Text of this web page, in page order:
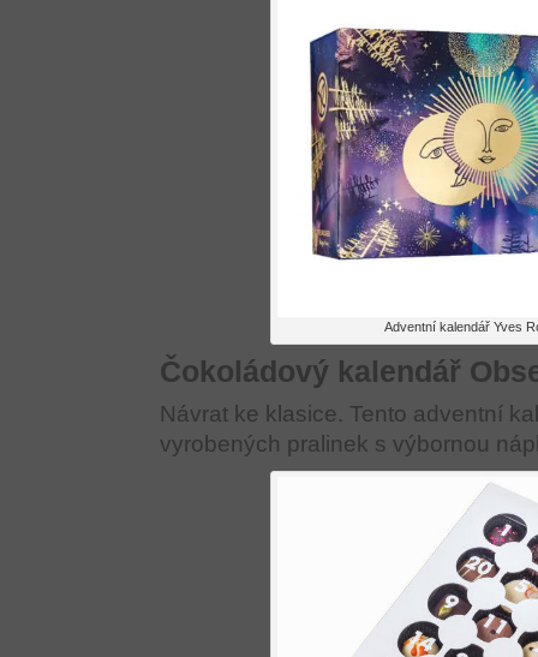
Adventní kalendář Yves
Čokoládový kalendář
Návrat ke klasice. Tento adventní
vyrobených pralinek s výbornou